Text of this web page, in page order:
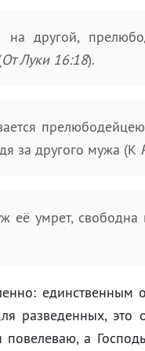
другой,
От Луки 16:18).
за другого мужа (К
умрет, свободна
единственным
разведенных, это
а